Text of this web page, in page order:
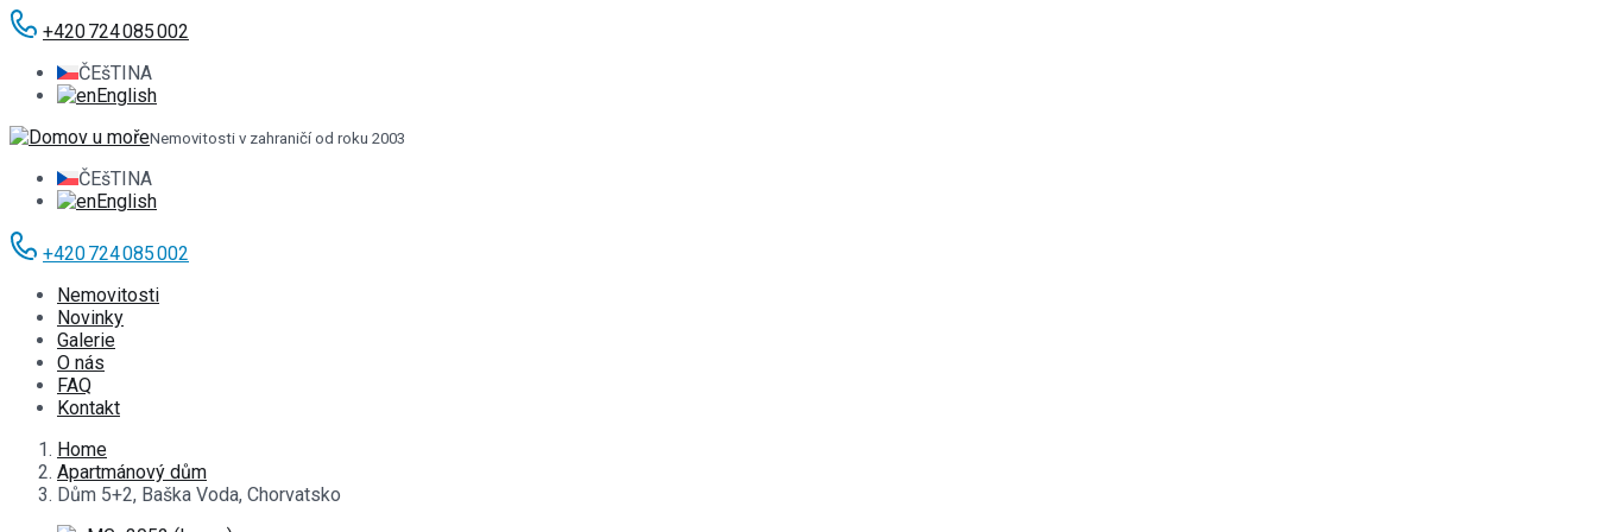
+420 724 085 002
ČEšTINA
English
Nemovitosti v zahraničí od roku 2003
ČEšTINA
English
+420 724 085 002
Nemovitosti
Novinky
Galerie
O nás
FAQ
Kontakt
Home
Apartmánový dům
Dům 5+2, Baška Voda, Chorvatsko